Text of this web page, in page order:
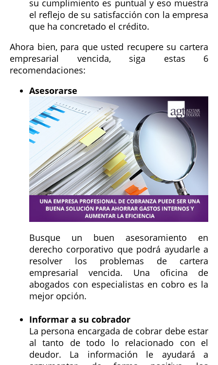
su cumplimiento es puntual y eso muestra
el reflejo de su satisfacción con la empresa
que ha concretado el crédito.
Ahora bien, para que usted recupere su cartera
empresarial vencida, siga estas 6
recomendaciones:
Asesorarse
Busque un buen asesoramiento en
derecho corporativo que podrá ayudarle a
resolver los problemas de cartera
empresarial vencida. Una oficina de
abogados con especialistas en cobro es la
mejor opción.
Informar a su cobrador
La persona encargada de cobrar debe estar
al tanto de todo lo relacionado con el
deudor. La información le ayudará a